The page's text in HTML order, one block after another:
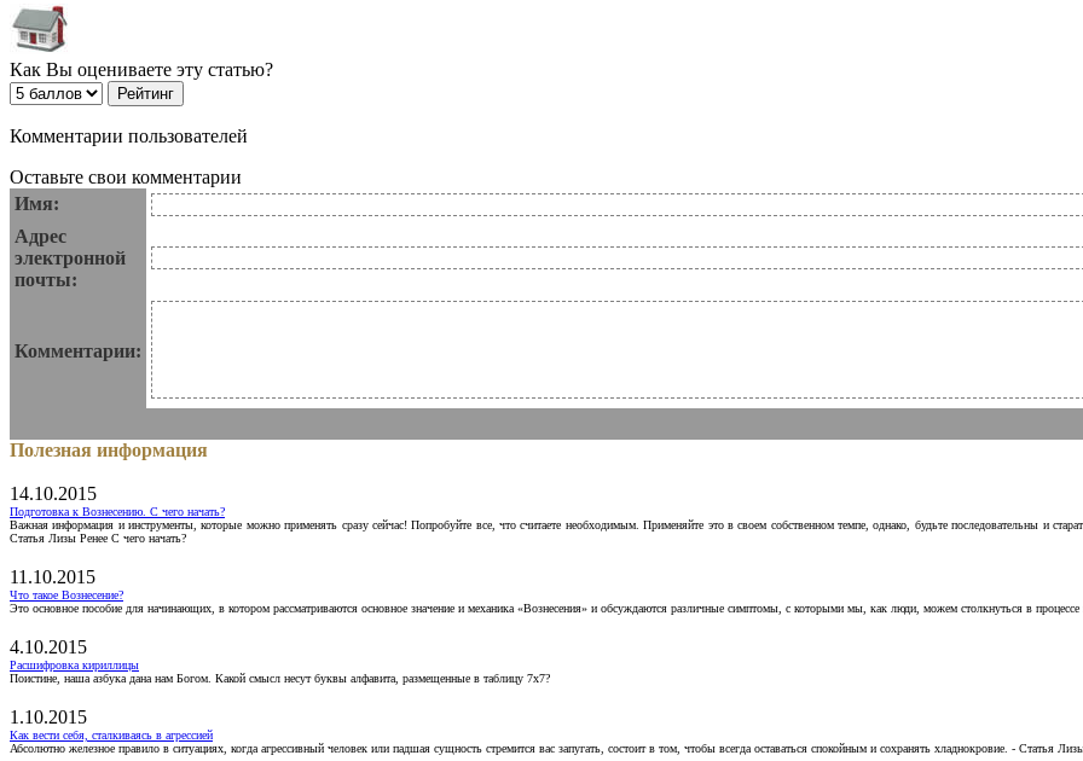
Как Вы оцениваете эту статью?
Комментарии пользователей
Оставьте свои комментарии
Имя:
Адрес
электронной
почты:
Комментарии:
Полезная информация
14.10.2015
Подготовка к Вознесению. С чего начать?
Важная информация и инструменты, которые можно применять сразу сейчас! Попробуйте все, что считаете необходимым. Применяйте это в своем собственном темпе, однако, будьте последовательны и
Статья Лизы Ренее С чего начать?
11.10.2015
Что такое Вознесение?
Это основное пособие для начинающих, в котором рассматриваются основное значение и механика «Вознесения» и обсуждаются различные симптомы, с которыми мы, как люди, можем столкнуться в
4.10.2015
Расшифровка кириллицы
Поистине, наша азбука дана нам Богом. Какой смысл несут буквы алфавита, размещенные в таблицу 7х7?
1.10.2015
Как вести себя, сталкиваясь в агрессией
Абсолютно железное правило в ситуациях, когда агрессивный человек или падшая сущность стремится вас запугать, состоит в том, чтобы всегда оставаться спокойным и сохранять хладнокровие. - Статья